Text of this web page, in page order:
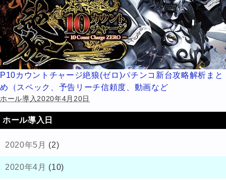
P10カウントチャージ絶狼(ゼロ)パチンコ新台攻略解析まと
め（スペック、予告リーチ信頼度、動画など
ホール導入2020年4月20日
ホール導入日
2020年5月 (2)
2020年4月 (10)